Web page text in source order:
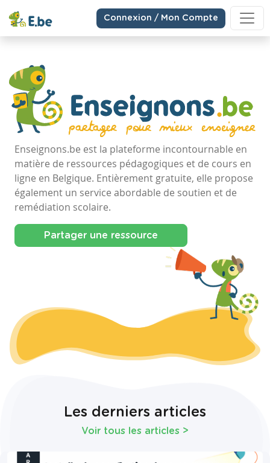
Connexion / Mon Compte
Enseignons.be est la plateforme incontournable en
matière de ressources pédagogiques et de cours en
ligne en Belgique. Entièrement gratuite, elle propose
également un service abordable de soutien et de
remédiation scolaire.
Partager une ressource
Les derniers articles
Voir tous les articles >